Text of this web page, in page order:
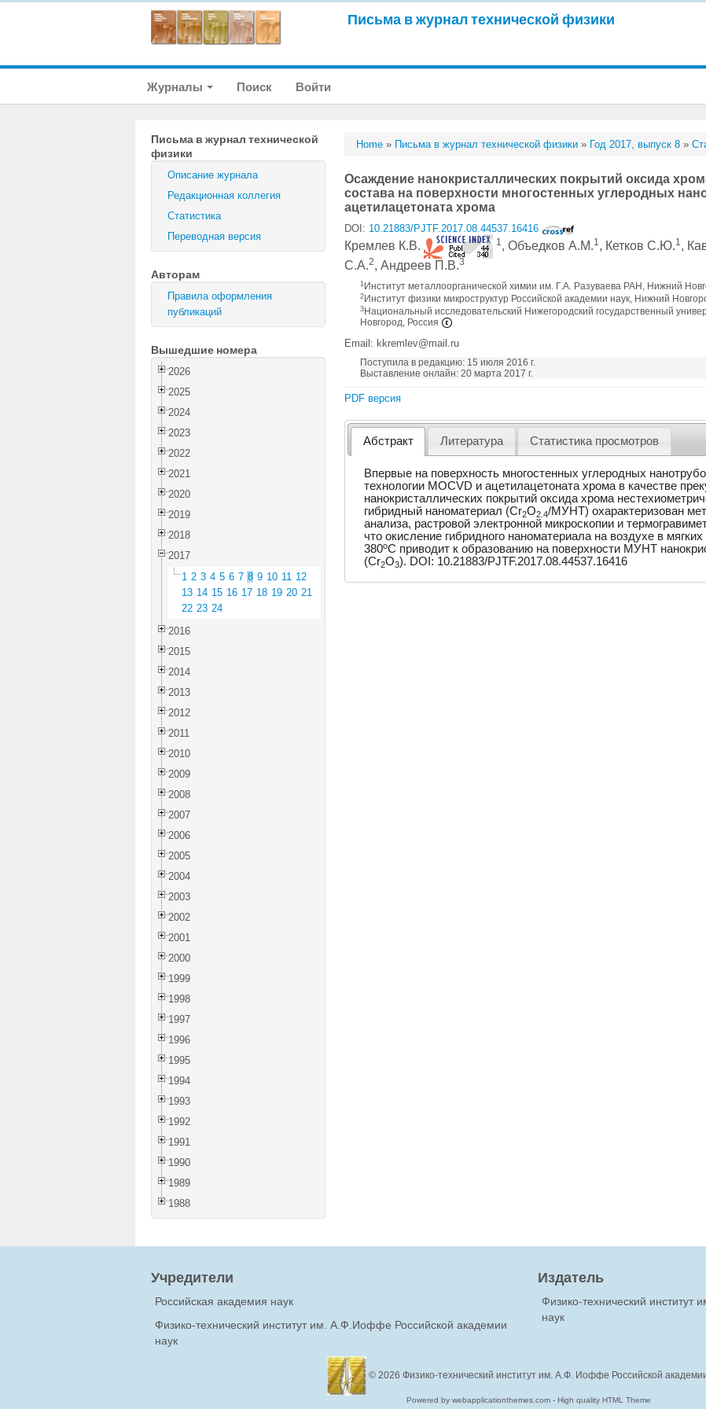
Письма в журнал технической физики
Журналы Поиск Войти
Письма в журнал технической
физики
Описание журнала
Редакционная коллегия
Статистика
Переводная версия
Авторам
Правила оформления
публикаций
Вышедшие номера
2026
2025
2024
2023
2022
2021
2020
2019
2018
2017
1 2 3 4 5 6 7 8 9 10 11 12
13 14 15 16 17 18 19 20 21
22 23 24
2016
2015
2014
2013
2012
2011
2010
2009
2008
2007
2006
2005
2004
2003
2002
2001
2000
1999
1998
1997
1996
1995
1994
1993
1992
1991
1990
1989
1988
Home » Письма в журнал технической физики » Год 2017, выпуск 8 »
Осаждение нанокристаллических покрытий оксида
состава на поверхности многостенных углеродных
ацетилацетоната хрома
DOI: 10.21883/PJTF.2017.08.44537.16416
Кремлев К.В. 1 , Объедков А.М.1 , Кетков С.Ю.1 ,
С.А.2, Андреев П.В.3
1 Институт металлоорганической химии им. Г.А. Разуваева РАН, Нижний
2 Институт физики микроструктур Российской академии наук, Нижний
3 Национальный исследовательский Нижегородский государственный
Новгород, Россия
Email: kkremlev@mail.ru
Поступила в редакцию: 15 июля 2016 г.
Выставление онлайн: 20 марта 2017 г.
PDF версия
Абстракт Литература Статистика просмотров
Впервые на поверхность многостенных углеродных
технологии MOCVD и ацетилацетоната хрома в качестве
нанокристаллических покрытий оксида хрома
гибридный наноматериал (Cr2O2.4/МУНТ) охарактеризован
анализа, растровой электронной микроскопии и
что окисление гибридного наноматериала на воздухе в
380oC приводит к образованию на поверхности МУНТ
(Cr2O3). DOI: 10.21883/PJTF.2017.08.44537.16416
Учредители
Российская академия наук
Физико-технический институт им. А.Ф.Иоффе Российской академии
наук
Издатель
Физико-технический
наук
© 2026 Физико-технический институт им. А.Ф. Иоффе Российской
Powered by webapplicationthemes.com - High quality HTML Theme